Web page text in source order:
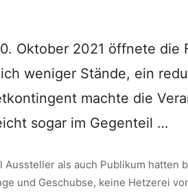
Oktober 2021 öffnete die
weniger Stände, ein
machte die
sogar im Gegenteil …
Aussteller als auch Publikum hatten
und Geschubse, keine Hetzerei